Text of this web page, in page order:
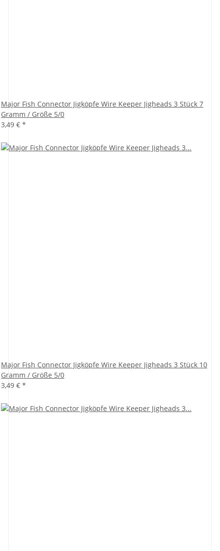
Major Fish Connector Jigköpfe Wire Keeper Jigheads 3 Stück 7
Gramm / Größe 5/0
3,49 € *
Major Fish Connector Jigköpfe Wire Keeper Jigheads 3 Stück 10
Gramm / Größe 5/0
3,49 € *